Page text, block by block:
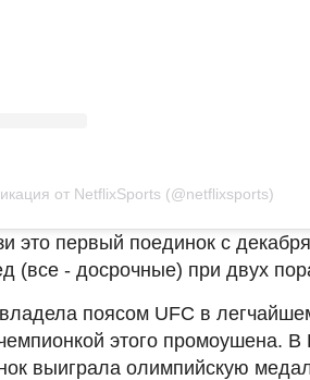
от NetflixSports (@netflixsports)
это первый поединок с
(все - досрочные) при двух
поясом UFC в
этого промоушена. В
выиграла олимпийскую